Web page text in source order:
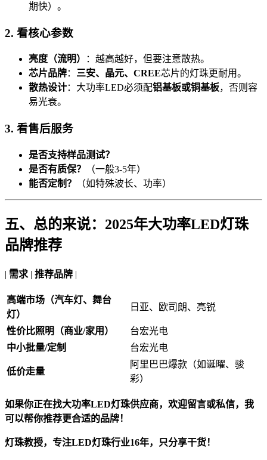
期快）。
2. 看核心参数
亮度（流明）
：越高越好，但要注意散热。
芯片品牌： 三安、晶元、CREE芯片的灯珠更耐用。
散热设计：大功率LED必须配铝基板或铜基板，否则容
易光衰。
3. 看售后服务
是否支持样品测试？
是否有质保？
（一般3-5年）
能否定制？
（如特殊波长、功率）
五、总的来说：2025年大功率LED灯珠
品牌推荐
| 需求 | 推荐品牌 |
高端市场（汽车灯、舞台
灯）
日亚、欧司朗、亮锐
性价比照明（商业/家用）
台宏光电
中小批量/定制
台宏光电
低价走量
阿里巴巴爆款（如诞曜、骏
彩）
如果你正在找大功率LED灯珠供应商，欢迎留言或私信，我
可以帮你推荐更合适的品牌！
灯珠教授，专注LED灯珠行业16年，只分享干货！